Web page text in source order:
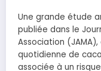
Une grande étude
publiée dans le
Association
quotidienne de
associée à un